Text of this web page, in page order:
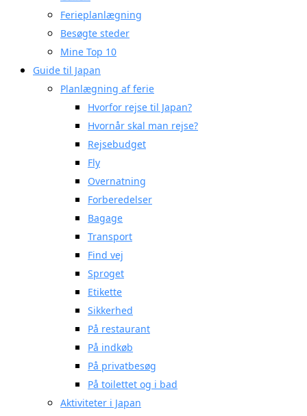
Ferieplanlægning
Besøgte steder
Mine Top 10
Guide til Japan
Planlægning af ferie
Hvorfor rejse til Japan?
Hvornår skal man rejse?
Rejsebudget
Fly
Overnatning
Forberedelser
Bagage
Transport
Find vej
Sproget
Etikette
Sikkerhed
På restaurant
På indkøb
På privatbesøg
På toilettet og i bad
Aktiviteter i Japan